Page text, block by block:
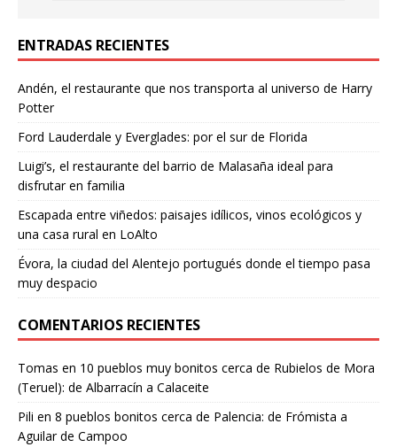
ENTRADAS RECIENTES
Andén, el restaurante que nos transporta al universo de Harry
Potter
Ford Lauderdale y Everglades: por el sur de Florida
Luigi’s, el restaurante del barrio de Malasaña ideal para
disfrutar en familia
Escapada entre viñedos: paisajes idílicos, vinos ecológicos y
una casa rural en LoAlto
Évora, la ciudad del Alentejo portugués donde el tiempo pasa
muy despacio
COMENTARIOS RECIENTES
Tomas en 10 pueblos muy bonitos cerca de Rubielos de Mora
(Teruel): de Albarracín a Calaceite
Pili en 8 pueblos bonitos cerca de Palencia: de Frómista a
Aguilar de Campoo